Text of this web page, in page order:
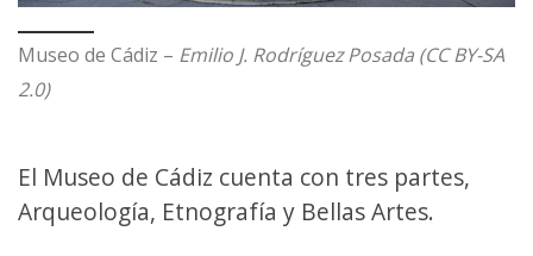
Museo de Cádiz – Emilio J. Rodríguez Posada (CC BY-SA
2.0)
El Museo de Cádiz cuenta con tres partes,
Arqueología, Etnografía y Bellas Artes.